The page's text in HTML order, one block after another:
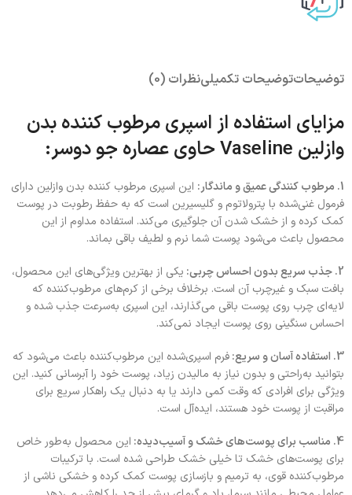
توضیحاتتوضیحات تکمیلینظرات (0)
مزایای استفاده از اسپری مرطوب کننده بدن
وازلین Vaseline حاوی عصاره جو دوسر:
1. مرطوب‌ کنندگی عمیق و ماندگار:
این اسپری مرطوب کننده بدن وازلین دارای
فرمول غنی‌شده با پترولاتوم و گلیسیرین است که به حفظ رطوبت در پوست
کمک کرده و از خشک شدن آن جلوگیری می‌کند. استفاده مداوم از این
محصول باعث می‌شود پوست شما نرم و لطیف باقی بماند.
2. جذب سریع بدون احساس چربی:
یکی از بهترین ویژگی‌های این محصول،
بافت سبک و غیرچرب آن است. برخلاف برخی از کرم‌های مرطوب‌کننده که
لایه‌ای چرب روی پوست باقی می‌گذارند، این اسپری به‌سرعت جذب شده و
احساس سنگینی روی پوست ایجاد نمی‌کند.
3. استفاده آسان و سریع:
فرم اسپری‌شده این مرطوب‌کننده باعث می‌شود که
بتوانید به‌راحتی و بدون نیاز به مالیدن زیاد، پوست خود را آبرسانی کنید. این
ویژگی برای افرادی که وقت کمی دارند یا به دنبال یک راهکار سریع برای
مراقبت از پوست خود هستند، ایده‌آل است.
4. مناسب برای پوست‌های خشک و آسیب‌دیده:
این محصول به‌طور خاص
برای پوست‌های خشک تا خیلی خشک طراحی شده است. با ترکیبات
مرطوب‌کننده قوی، به ترمیم و بازسازی پوست کمک کرده و خشکی ناشی از